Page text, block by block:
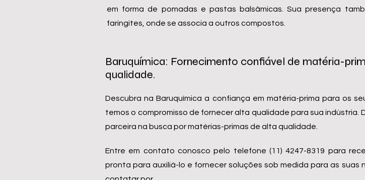
em forma de pomadas e pastas balsâmicas. Sua presença
faringites, onde se associa a outros compostos.
Baruquímica: Fornecimento confiável de matéria-
qualidade.
Descubra na Baruquímica a confiança em matéria-prima para os
temos o compromisso de fornecer alta qualidade para sua
parceira na busca por matérias-primas de alta qualidade.
Entre em contato conosco pelo telefone (11) 4247-8319 para
pronta para auxiliá-lo e fornecer soluções sob medida para as suas